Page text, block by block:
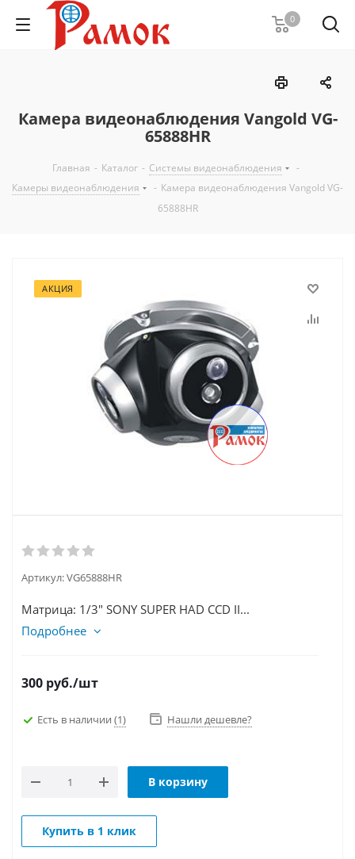
0
Камера видеонаблюдения Vangold VG-
65888HR
Главная - Каталог - Системы видеонаблюдения
-
Камеры видеонаблюдения
- Камера видеонаблюдения Vangold VG-
65888HR
АКЦИЯ
Артикул:VG65888HR
Матрица: 1/3" SONY SUPER HAD CCD II...
Подробнее
300 руб./шт
Есть в наличии (1) Нашли дешевле?
В корзину
Купить в 1 клик